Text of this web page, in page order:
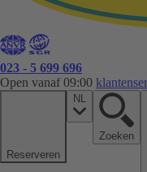
023 - 5 699 696
Open vanaf 09:00
Reserveren
NL
Zoeken